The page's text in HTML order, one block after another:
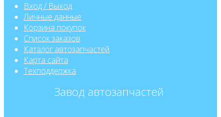
Вход / Выход
Личные данные
Корзина покупок
Список заказов
Каталог автозапчастей
Карта сайта
Техподдержка
Завод автозапчастей